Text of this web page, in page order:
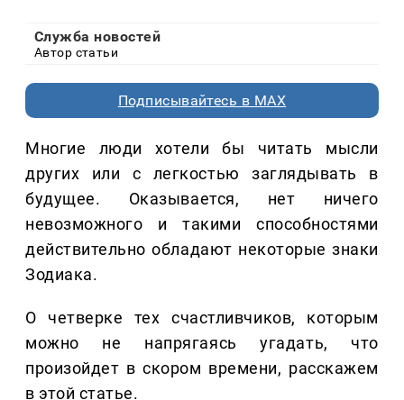
Служба новостей
Автор статьи
Подписывайтесь в MAX
Многие люди хотели бы читать мысли
других или с легкостью заглядывать в
будущее. Оказывается, нет ничего
невозможного и такими способностями
действительно обладают некоторые знаки
Зодиака.
О четверке тех счастливчиков, которым
можно не напрягаясь угадать, что
произойдет в скором времени, расскажем
в этой статье.